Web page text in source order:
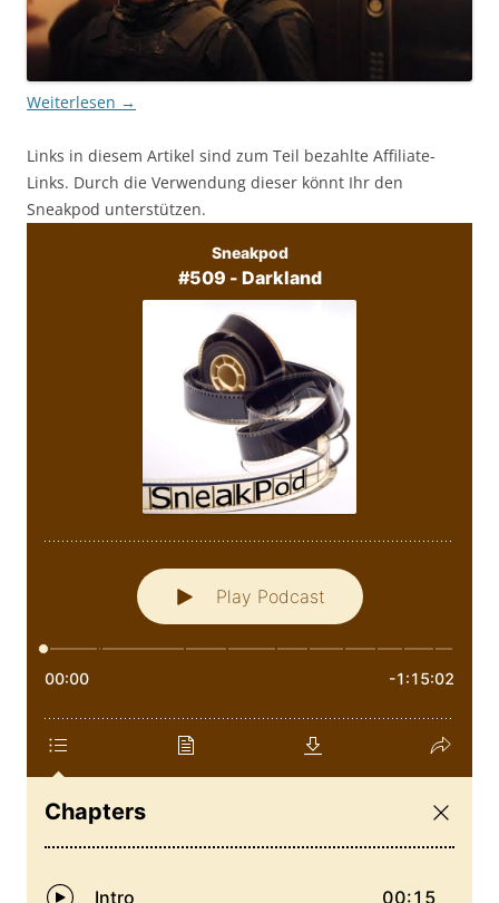
Weiterlesen →
Links in diesem Artikel sind zum Teil bezahlte Affiliate-
Links. Durch die Verwendung dieser könnt Ihr den
Sneakpod unterstützen.